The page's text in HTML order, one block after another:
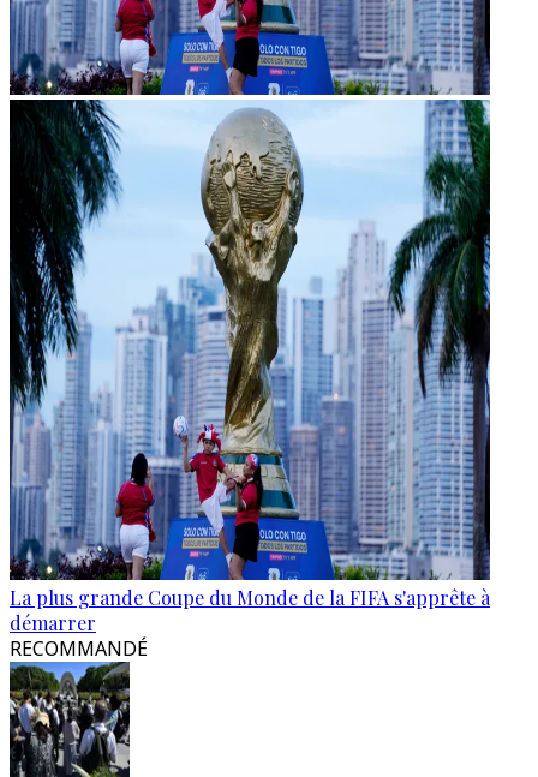
La plus grande Coupe du Monde de la FIFA s'apprête à
démarrer
RECOMMANDÉ